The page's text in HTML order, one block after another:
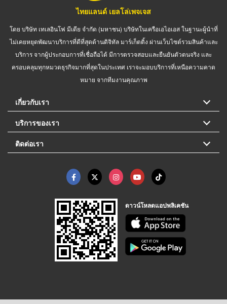
ไทยแลนด์ เยลโล่เพจเจส
โดย บริษัท เทเลอินโฟ มีเดีย จำกัด (มหาชน) บริษัทในเครือเอไอเอส ในฐานะผู้นำที่
ไม่เคยหยุดพัฒนาบริการที่ดีที่สุดด้านดิจิทัล มาร์เก็ตติ้ง ผ่านเว็บไซต์รวมสินค้าและ
บริการ จากผู้ประกอบการที่เชื่อถือได้ มีการตรวจสอบและยืนยันตัวตนจริง และ
ครอบคลุมทุกหมวดธุรกิจมากที่สุดในประเทศ เราจะมอบบริการที่เหนือความคาด
หมาย จากทีมงานคุณภาพ
เกี่ยวกับเรา
บริการของเรา
ติดต่อเรา
ดาวน์โหลดแอปพลิเคชัน